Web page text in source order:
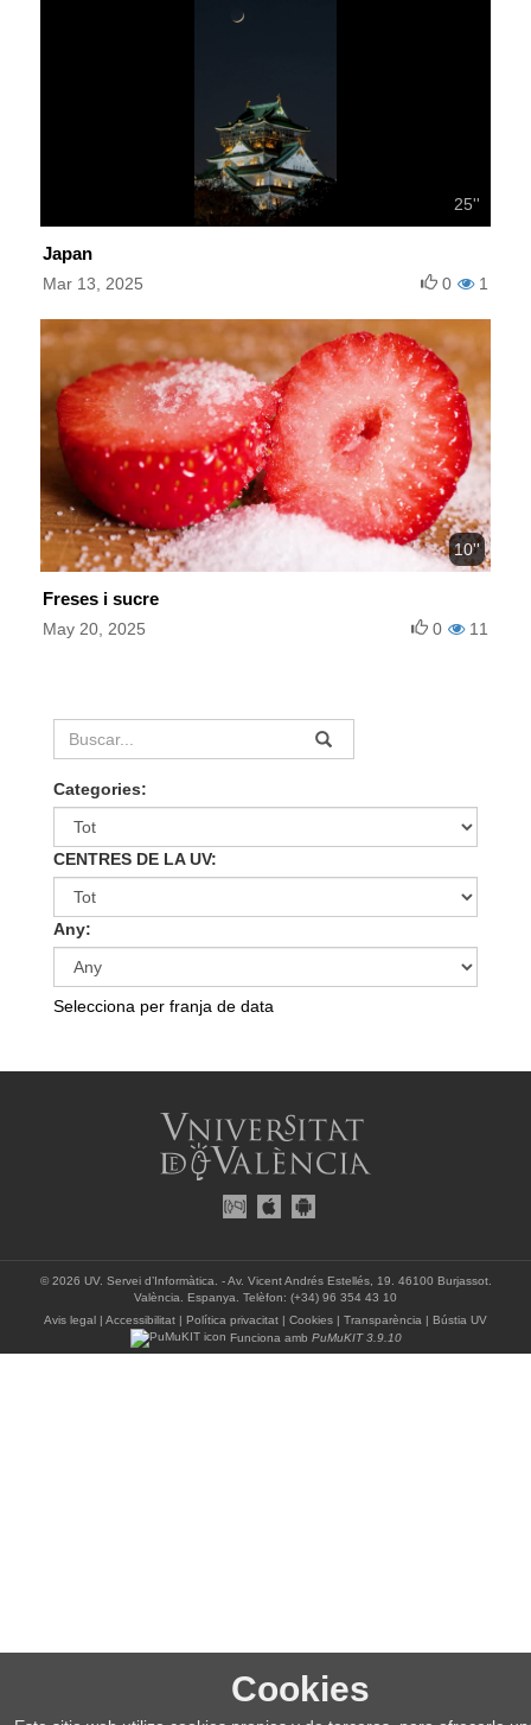
25''
Japan
Mar 13, 2025 1
0
10''
Freses i sucre
May 20, 2025 11
0
Categories:
CENTRES DE LA UV:
Any:
Selecciona per franja de data
© 2026 UV. Servei d’Informàtica. - Av. Vicent Andrés Estellés, 19. 46100 Burjassot.
València. Espanya. Telèfon: (+34) 96 354 43 10
Avis legal | Accessibilitat | Política privacitat | Cookies | Transparència | Bústia UV
Funciona amb PuMuKIT 3.9.10
Cookies